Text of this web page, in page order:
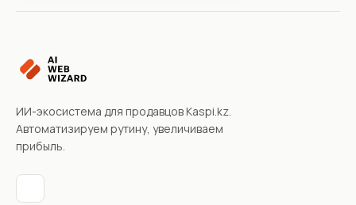
ИИ-экосистема для продавцов Kaspi.kz.
Автоматизируем рутину, увеличиваем
прибыль.